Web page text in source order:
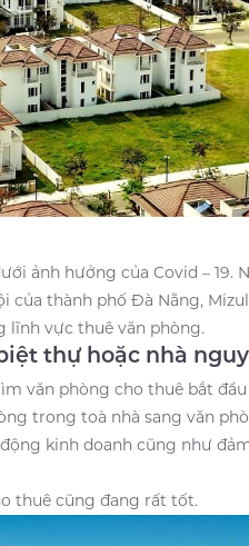
ảnh hưởng của Covid – 19.
của thành phố Đà Nẵng,
lĩnh vực thuê văn phòng.
thự hoặc nhà
văn phòng cho thuê bắt
trong toà nhà sang văn
kinh doanh cũng như
thuê cũng đang rất tốt.